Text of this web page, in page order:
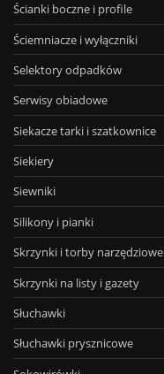
Ścianki boczne i profile
Ściemniacze i wyłączniki
Selektory odpadków
Serwisy obiadowe
Siekacze tarki i szatkownice
Siekiery
Siewniki
Silikony i pianki
Skrzynki i torby narzędziowe
Skrzynki na listy i gazety
Słuchawki
Słuchawki prysznicowe